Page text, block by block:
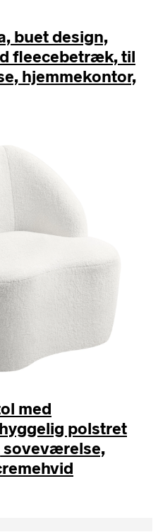
buet design,
fleecebetræk, til
hjemmekontor,
med
polstret